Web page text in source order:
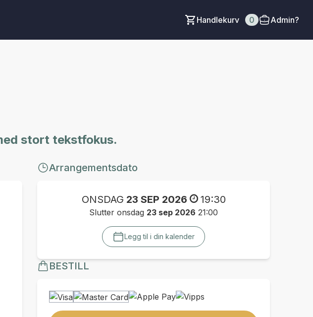
Handlekurv 0 Admin?
stort tekstfokus.
Arrangementsdato
ONSDAG 23 SEP 2026 19:30
Slutter onsdag 23 sep 2026 21:00
Legg til i din kalender
BESTILL